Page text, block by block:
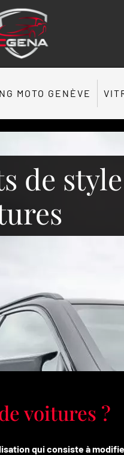
MOTO GENÈVE
de
voitures ?
qui consiste à